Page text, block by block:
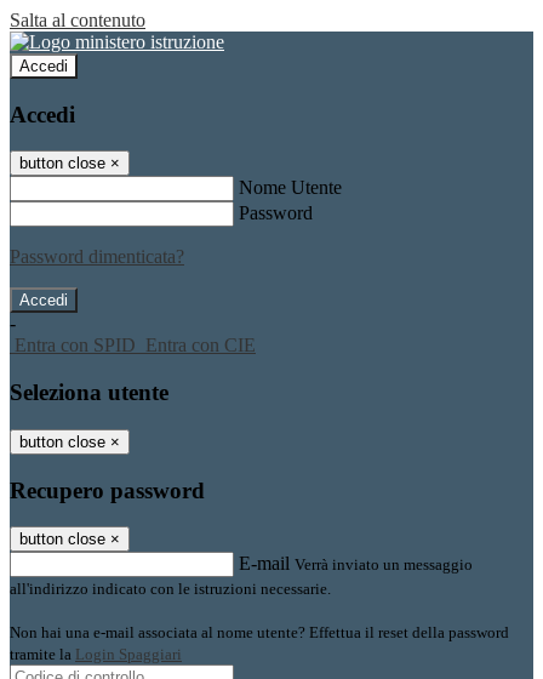
Salta al contenuto
Accedi
Accedi
button close ×
Nome Utente
Password
Password dimenticata?
-
Entra con SPID Entra con CIE
Seleziona utente
button close ×
Recupero password
button close ×
E-mail Verrà inviato un messaggio
all'indirizzo indicato con le istruzioni necessarie.
Non hai una e-mail associata al nome utente? Effettua il reset della password
tramite la Login Spaggiari